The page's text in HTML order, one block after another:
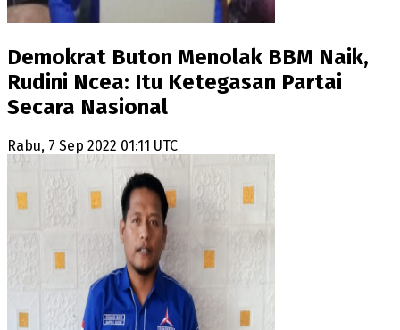
Demokrat Buton Menolak BBM Naik,
Rudini Ncea: Itu Ketegasan Partai
Secara Nasional
Rabu, 7 Sep 2022 01:11 UTC